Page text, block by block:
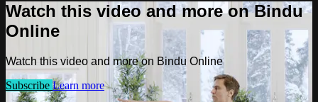
Watch this video and more on Bindu
Online
Watch this video and more on Bindu Online
Subscribe Learn more